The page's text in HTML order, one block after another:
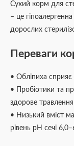
Сухий корм для
– це
дорослих
Переваги
• Обліпиха сприяє
• Пробіотики та
здорове травлення
• Низький вміст
рівень pH сечі